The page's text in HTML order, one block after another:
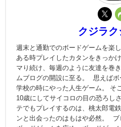
クジラク
週末と通勤でのボードゲームを楽
ある時プレイしたカタンをきっか
マり続け、毎週のように友達を巻
ムブログの開設に至る。 思えば
学校の時にやった人生ゲーム。 そ
10歳にしてサイコロの目の恐ろし
テでもプレイするのは、桃太郎電
ンと出会ったのはもはや必然。 ブ